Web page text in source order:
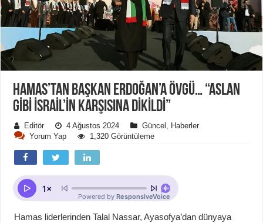
HAMAS’TAN BAŞKAN ERDOĞAN’A ÖVGÜ… “ASLAN
GIBI İSRAIL’IN KARŞISINA DIKILDI”
Editör 4 Ağustos 2024 Güncel , Haberler
Yorum Yap
1,320 Görüntüleme
Hamas liderlerinden Talal Nassar, Ayasofya’dan dünyaya